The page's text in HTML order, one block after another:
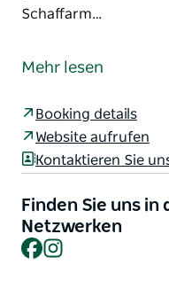
Schaffarm…
Outbacks und nur 40
verschiedene
private Cottages,
Besucher können auf
Outback-Anwesen
Landerlebnisse
Mehr lesen
Booking details
Website aufrufen
Kontaktieren Sie
Finden Sie uns in
Netzwerken
Facebook